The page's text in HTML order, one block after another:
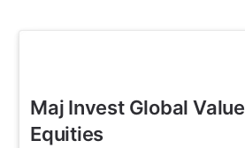
Maj Invest Global Value
Equities